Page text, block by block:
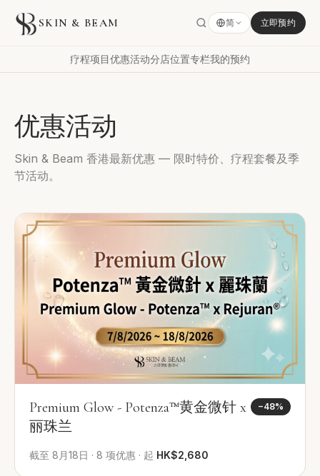
SKIN & BEAM 简 立即预约
疗程项目优惠活动分店位置专栏我的预约
优惠活动
Skin & Beam 香港最新优惠 — 限时特价、疗程套餐及季
节活动。
Premium Glow - Potenza™黄金微针 x
丽珠兰
−48%
截至 8月18日 · 8 项优惠 · 起 HK$2,680